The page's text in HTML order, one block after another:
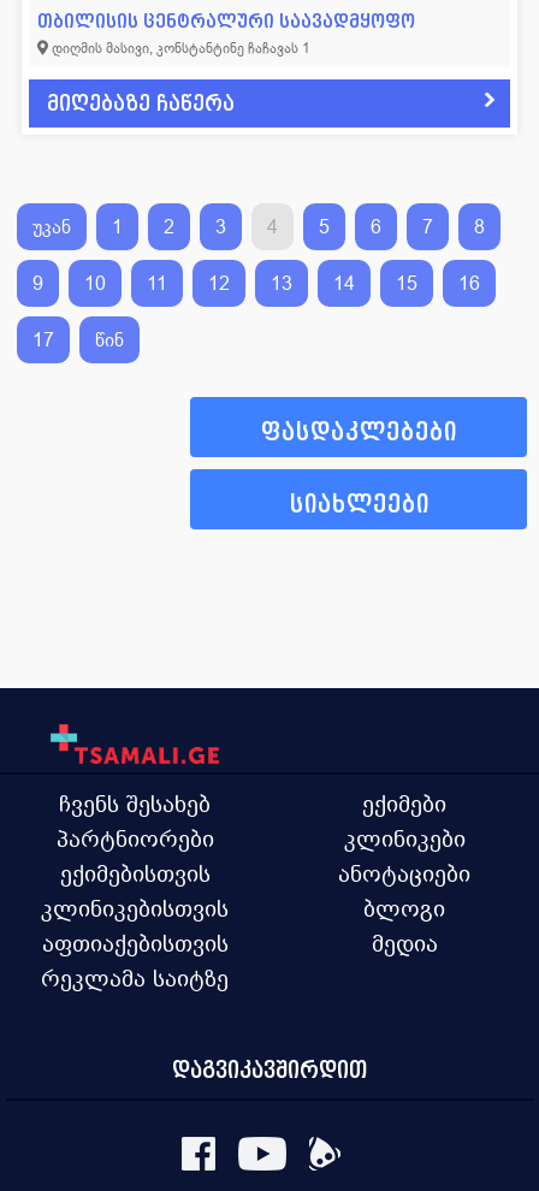
თბილისის ცენტრალური საავადმყოფო
დიღმის მასივი, კონსტანტინე ჩაჩავას 1
მიღებაზე ჩაწერა
უკან 1 2 3 4 5 6 7 8
9 10 11 12 13 14 15 16
17 წინ
ფასდაკლებები
სიახლეები
ჩვენს შესახებ
პარტნიორები
ექიმებისთვის
კლინიკებისთვის
აფთიაქებისთვის
რეკლამა საიტზე
ექიმები
კლინიკები
ანოტაციები
ბლოგი
მედია
დაგვიკავშირდით